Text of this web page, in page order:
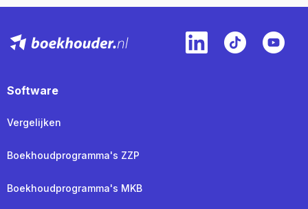
Software
Vergelijken
Boekhoudprogramma's ZZP
Boekhoudprogramma's MKB